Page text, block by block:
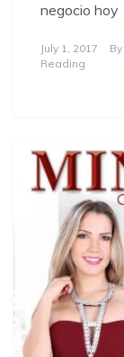
negocio hoy
July 1, 2017 By
Reading